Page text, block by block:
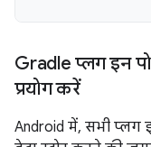
Gradle प्लग इन
प्रयोग करें
Android में, सभी प्लग